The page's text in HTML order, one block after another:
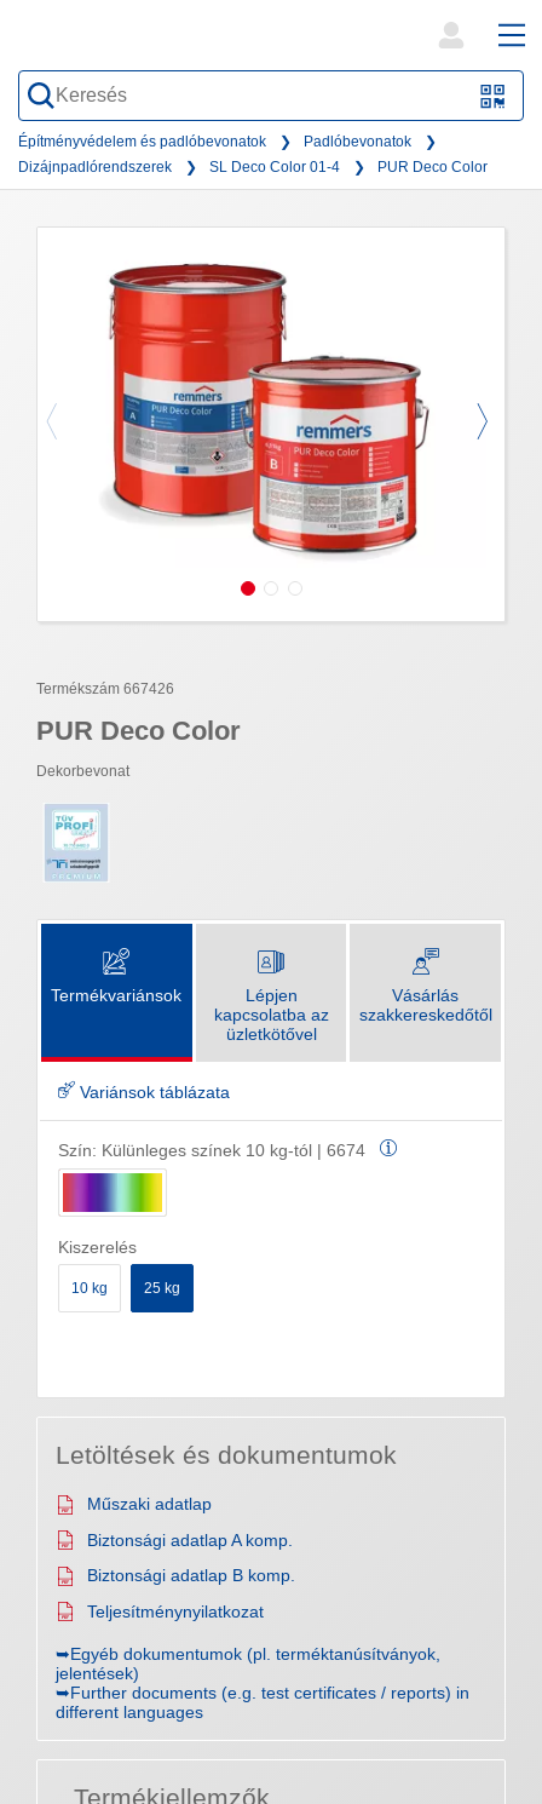
QR-
oder
form
Építményvédelem és padlóbevonatok
Padlóbevonatok
Dizájnpadlórendszerek
SL Deco Color 01-4 PUR Deco Color
Termékszám 667426
PUR Deco Color
Dekorbevonat
Termékvariánsok
Lépjen
kapcsolatba az
üzletkötővel
Vásárlás
szakkereskedőtől
Variánsok táblázata
Szín: Külünleges színek 10 kg-tól | 6674
Kiszerelés
10 kg 25 kg
Letöltések és dokumentumok
Műszaki adatlap
Biztonsági adatlap A komp.
Biztonsági adatlap B komp.
Teljesítménynyilatkozat
➥Egyéb dokumentumok (pl. terméktanúsítványok,
jelentések)
➥Further documents (e.g. test certificates / reports) in
different languages
Termékjellemzők